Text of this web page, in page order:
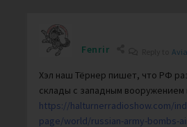
Fenrir Reply to
Хэл наш Тёрнер пишет, что РФ
склады с западным вооружением
https://halturnerradioshow.com/
page/world/russian-army-bombs-